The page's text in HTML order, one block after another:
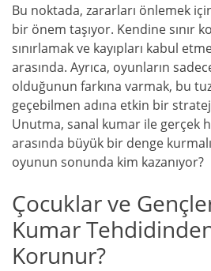
Bu noktada, zararları önlemek
bir önem taşıyor. Kendine sınır
sınırlamak ve kayıpları kabul
arasında. Ayrıca, oyunların
olduğunun farkına varmak, bu
geçebilmen adına etkin bir
Unutma, sanal kumar ile gerçek
arasında büyük bir denge
oyunun sonunda kim kazanıyor?
Çocuklar ve
Kumar
Korunur?